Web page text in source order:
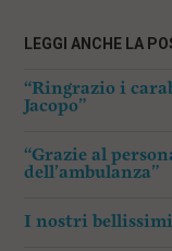
LEGGI ANCHE LA
“Ringrazio i
Jacopo”
“Grazie al
dell’ambulanza”
I nostri